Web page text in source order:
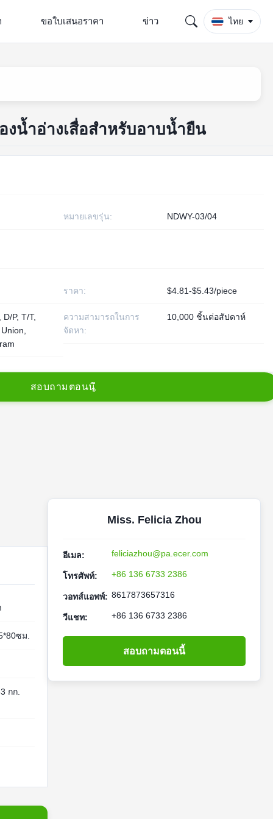
ขอใบเสนอราคา ข่าว ไทย
งน้ำอ่างเสื่อสำหรับอาบน้ำยืน
หมายเลขรุ่น: NDWY-03/04
ราคา: $4.81-$5.43/piece
D/P, T/T,
ความสามารถในการ
จัดหา:
10,000 ชิ้นต่อสัปดาห์
สอบถาม ตอนน
ซม.
กก.
Miss. Felicia Zhou
อีเมล: feliciazhou@pa.ecer.com
โทรศัพท์: +86 136 6733 2386
วอทส์แอพพ์: 8617873657316
วีแชท: +86 136 6733 2386
สอบถามตอนนี้